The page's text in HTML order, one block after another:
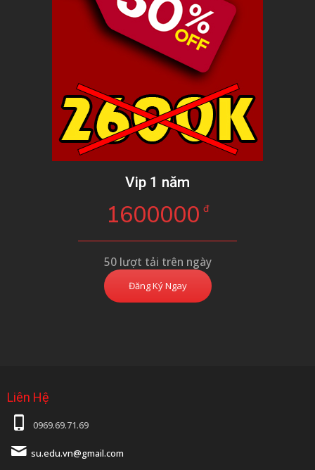
Vip 1 năm
1600000 đ
50 lượt tải trên ngày
Đăng Ký Ngay
Liên Hệ
0969.69.71.69
su.edu.vn@gmail.com